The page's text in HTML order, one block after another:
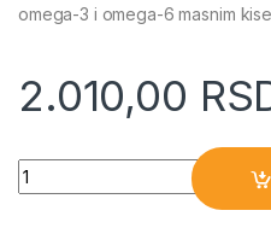
omega-3 i omega-6 masnim
2.010,00
Quantity